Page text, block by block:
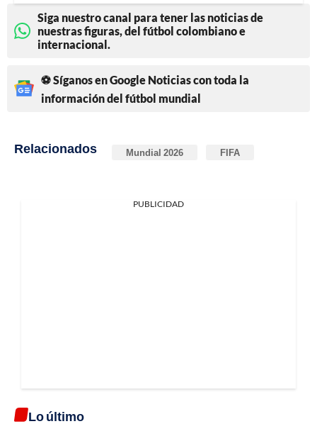
Siga nuestro canal para tener las noticias de
nuestras figuras, del fútbol colombiano e
internacional.
⚽ Síganos en Google Noticias con toda la
información del fútbol mundial
Relacionados Mundial 2026 FIFA
PUBLICIDAD
Lo último